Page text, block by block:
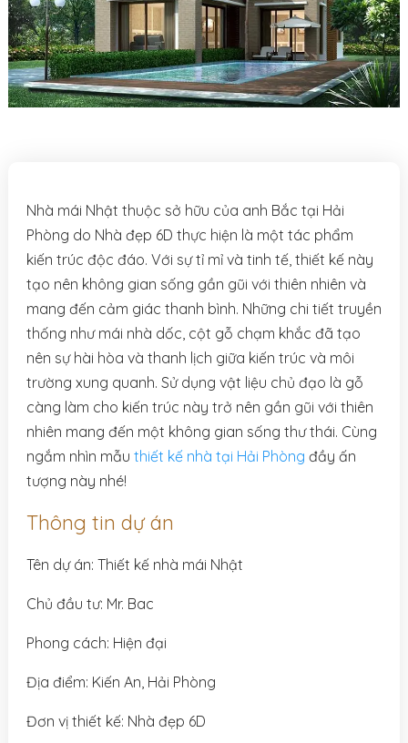
Nhà mái Nhật thuộc sở hữu của anh Bắc tại Hải
Phòng do Nhà đẹp 6D thực hiện là một tác phẩm
kiến trúc độc đáo. Với sự tỉ mỉ và tinh tế, thiết kế này
tạo nên không gian sống gần gũi với thiên nhiên và
mang đến cảm giác thanh bình. Những chi tiết truyền
thống như mái nhà dốc, cột gỗ chạm khắc đã tạo
nên sự hài hòa và thanh lịch giữa kiến trúc và môi
trường xung quanh. Sử dụng vật liệu chủ đạo là gỗ
càng làm cho kiến trúc này trở nên gần gũi với thiên
nhiên mang đến một không gian sống thư thái. Cùng
ngắm nhìn mẫu thiết kế nhà tại Hải Phòng đầy ấn
tượng này nhé!
Thông tin dự án
Tên dự án: Thiết kế nhà mái Nhật
Chủ đầu tư: Mr. Bac
Phong cách: Hiện đại
Địa điểm: Kiến An, Hải Phòng
Đơn vị thiết kế: Nhà đẹp 6D